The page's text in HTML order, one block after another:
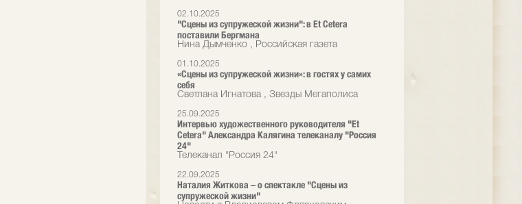
02.10.2025
"Сцены из супружеской жизни": в Et Cetera
поставили Бергмана
Нина Дымченко , Российская газета
01.10.2025
«Сцены из супружеской жизни»: в гостях у самих
себя
Светлана Игнатова , Звезды Мегаполиса
25.09.2025
Интервью художественного руководителя "Et
Cetera" Александра Калягина телеканалу "Россия
24"
Телеканал "Россия 24"
22.09.2025
Наталия Житкова – о спектакле "Сцены из
супружеской жизни"